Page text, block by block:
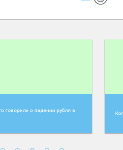
говорили о падении рубля в